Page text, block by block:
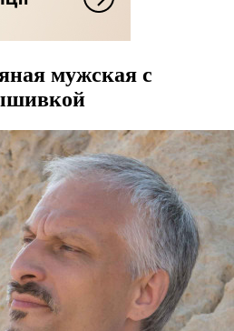
мужская с